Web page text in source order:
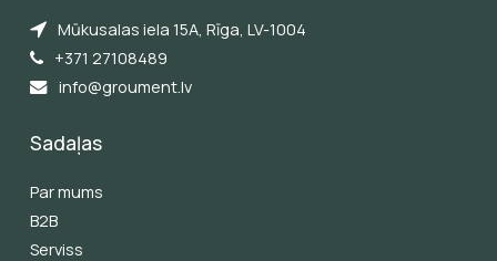
Mūkusalas iela 15A, Rīga, LV-1004
+371 27108489
info@groument.lv
Sadaļas
Par mums
B2B
Serviss